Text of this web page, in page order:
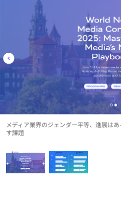
メディア業界のジェンダー平等、進展は
す課題